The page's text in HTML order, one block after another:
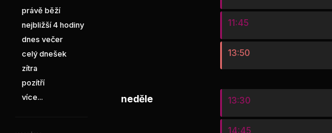
právě běží
nejbližší 4 hodiny
dnes večer
celý dnešek
zítra
pozítří
více...
11:45
13:50
neděle 13:30
14:45